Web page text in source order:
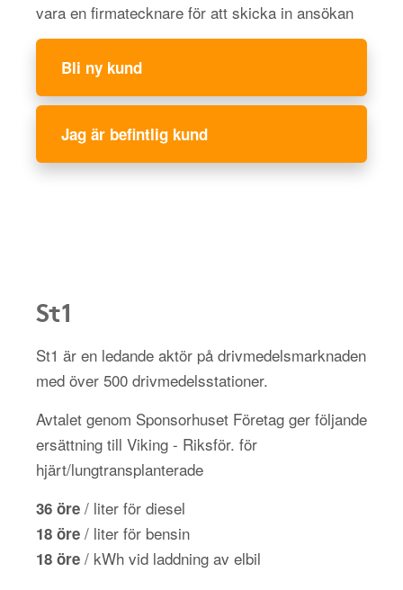
vara en firmatecknare för att skicka in ansökan
Bli ny kund
Jag är befintlig kund
St1
St1 är en ledande aktör på drivmedelsmarknaden
med över 500 drivmedelsstationer.
Avtalet genom Sponsorhuset Företag ger följande
ersättning till Viking - Riksför. för
hjärt/lungtransplanterade
36 öre / liter för diesel
18 öre / liter för bensin
18 öre / kWh vid laddning av elbil